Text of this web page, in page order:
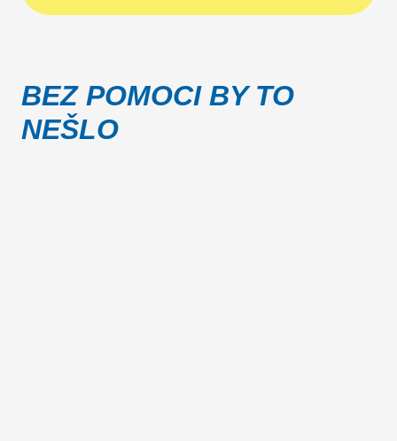
BEZ POMOCI BY TO
NEŠLO